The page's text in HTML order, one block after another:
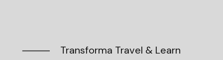
⸻ Transforma Travel & Learn